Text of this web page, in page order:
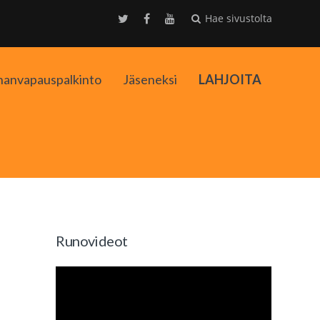
Hae sivustolta
Jäseneksi LAHJOITA
Runovideot